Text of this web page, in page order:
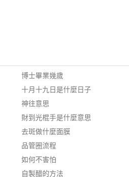
博士畢業幾歲
十月十九日是什麼日子
神往意思
財到光棍手是什麼意思
去斑做什麼面膜
品管圈流程
如何不害怕
自製醋的方法